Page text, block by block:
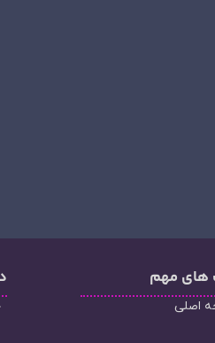
های مهم
اصلی